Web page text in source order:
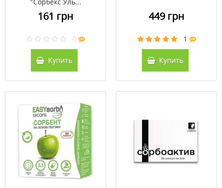
161 грн
0
Купить
449 грн
1
Купить